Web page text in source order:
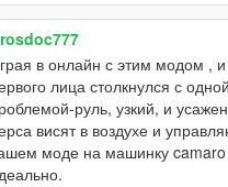
видос.
в онлайн с этим модом ,
лица столкнулся с
руль, узкий, и
висят в воздухе и
моде на машинку camaro